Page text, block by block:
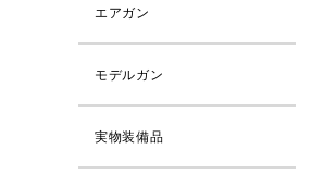
エアガン
モデルガン
実物装備品